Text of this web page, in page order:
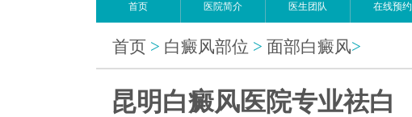
首页 医院简介 医生团队 在线预约
首页 > 白癜风部位 > 面部白癜风>
昆明白癜风医院专业祛白